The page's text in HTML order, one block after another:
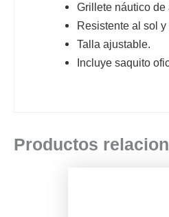
Grillete náutico
Resistente al sol y
Talla ajustable.
Incluye saquito
Productos